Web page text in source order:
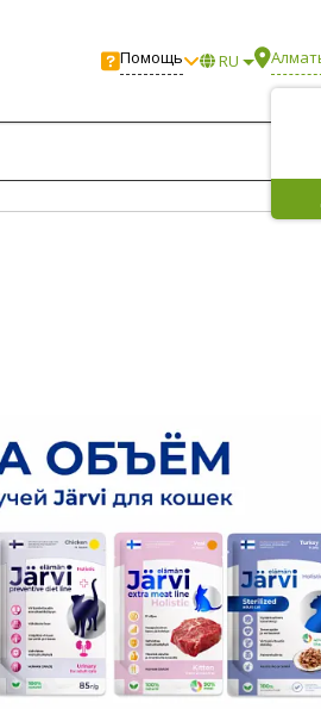
Помощь RU